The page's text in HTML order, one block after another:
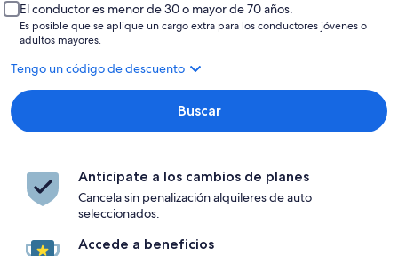
El conductor es menor de 30 o mayor de 70 años.
Es posible que se aplique un cargo extra para los conductores jóvenes o
adultos mayores.
Tengo un código de descuento
Buscar
Anticípate a los cambios de planes
Cancela sin penalización alquileres de auto
seleccionados.
Accede a beneficios